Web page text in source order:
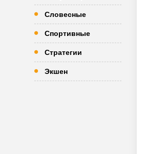
Словесные
Спортивные
Стратегии
Экшен